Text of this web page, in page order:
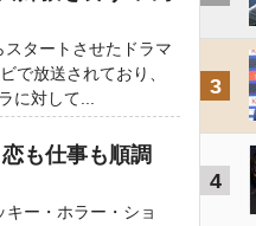
タートさせたドラマ
で放送されており、
に対して...
も仕事も順調
ー・ホラー・ショ
3
4